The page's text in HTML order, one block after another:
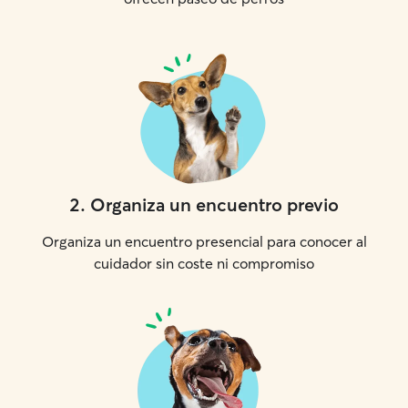
2. Organiza un encuentro previo
Organiza un encuentro presencial para conocer al
cuidador sin coste ni compromiso